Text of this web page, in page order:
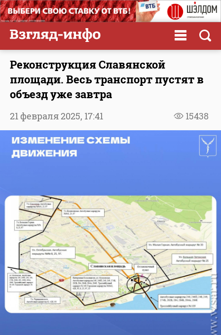
Реконструкция Славянской
площади. Весь транспорт пустят в
объезд уже завтра
15438
21 февраля 2025, 17:41